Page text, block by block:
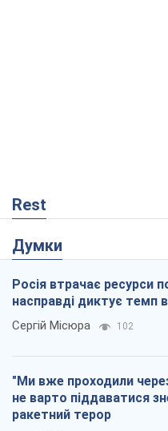
Rest
Думки
Росія втрачає ресурси
насправді диктує темп
Сергій Місюра 102
"Ми вже проходили
не варто піддаватися
ракетний терор